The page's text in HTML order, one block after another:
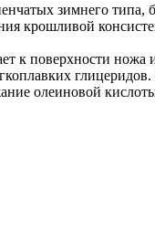
зимнего
крошливой
к поверхности
олеиновой